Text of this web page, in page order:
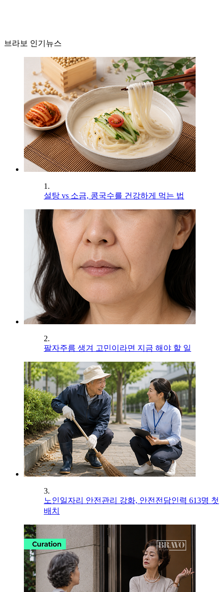
브라보 인기뉴스
1.
설탕 vs 소금, 콩국수를 건강하게 먹는 법
2.
팔자주름 생겨 고민이라면 지금 해야 할 일
3.
노인일자리 안전관리 강화, 안전전담인력 613명 첫
배치